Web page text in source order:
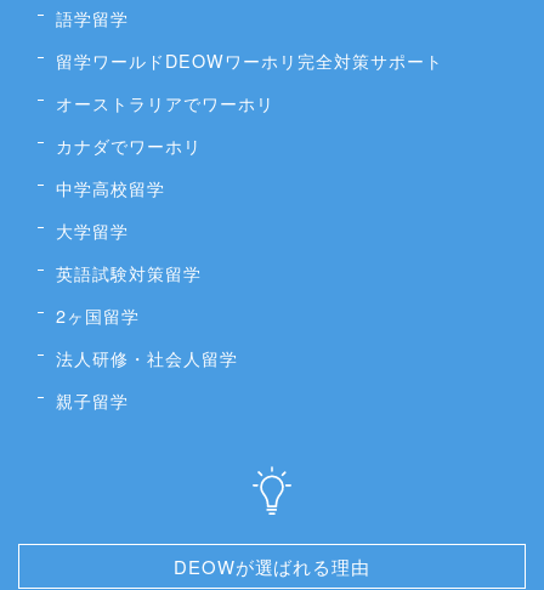
語学留学
留学ワールドDEOWワーホリ完全対策サポート
オーストラリアでワーホリ
カナダでワーホリ
中学高校留学
大学留学
英語試験対策留学
2ヶ国留学
法人研修・社会人留学
親子留学
DEOWが選ばれる理由